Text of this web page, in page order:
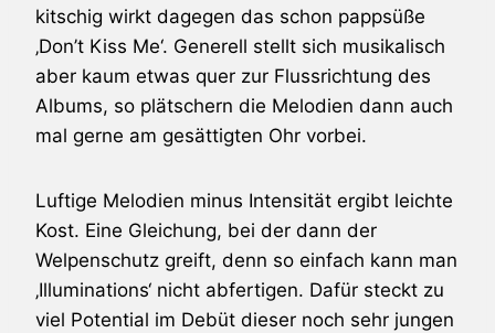
kitschig wirkt dagegen das schon pappsüße
‚Don’t Kiss Me‘. Generell stellt sich musikalisch
aber kaum etwas quer zur Flussrichtung des
Albums, so plätschern die Melodien dann auch
mal gerne am gesättigten Ohr vorbei.
Luftige Melodien minus Intensität ergibt leichte
Kost. Eine Gleichung, bei der dann der
Welpenschutz greift, denn so einfach kann man
‚Illuminations‘ nicht abfertigen. Dafür steckt zu
viel Potential im Debüt dieser noch sehr jungen